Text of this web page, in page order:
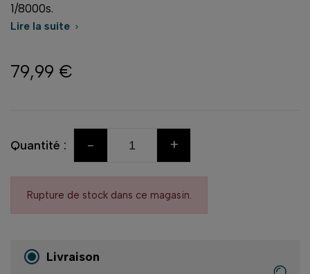
1/8000s.
Lire la suite 
79,99 €
Quantité : - +
Rupture de stock dans ce magasin.
Livraison